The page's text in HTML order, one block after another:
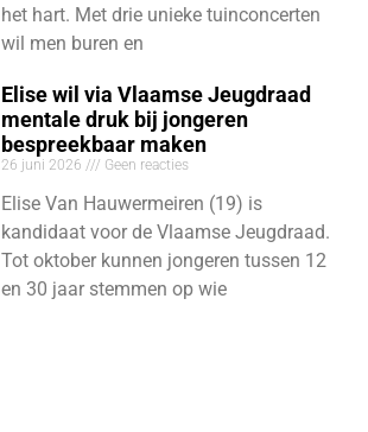
het hart. Met drie unieke tuinconcerten
wil men buren en
Elise wil via Vlaamse Jeugdraad
mentale druk bij jongeren
bespreekbaar maken
26 juni 2026 Geen reacties
Elise Van Hauwermeiren (19) is
kandidaat voor de Vlaamse Jeugdraad.
Tot oktober kunnen jongeren tussen 12
en 30 jaar stemmen op wie